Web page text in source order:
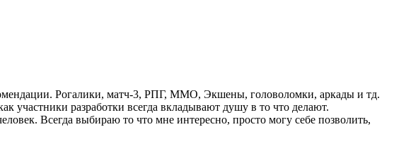
Рогалики, матч-3, РПГ, ММО, Экшены, головоломки, аркады и тд.
участники разработки всегда вкладывают душу в то что делают.
Всегда выбираю то что мне интересно, просто могу себе позволить,